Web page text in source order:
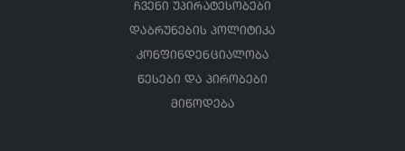
ჩვენი უპირატესობები
დაბრუნების პოლიტიკა
კონფინდენციალობა
წესები და პირობები
მიწოდება